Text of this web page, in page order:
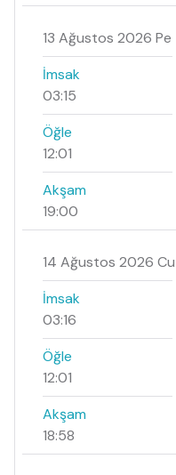
13 Ağustos 2026 Pe
İmsak
03:15
Öğle
12:01
Akşam
19:00
14 Ağustos 2026 Cu
İmsak
03:16
Öğle
12:01
Akşam
18:58